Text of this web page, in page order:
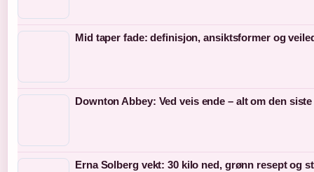
Mid taper fade: definisjon, ansiktsformer og
Downton Abbey: Ved veis ende – alt om den
Erna Solberg vekt: 30 kilo ned, grønn resept og